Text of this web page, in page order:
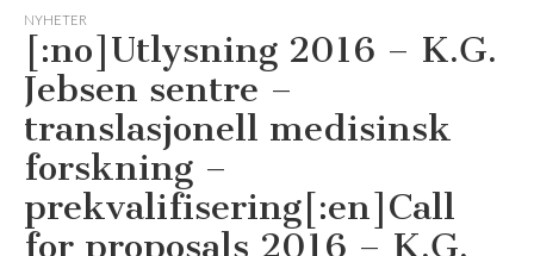
K2 Nytt
NYHETER
[:no]Utlysning 2016 – K.G.
Jebsen sentre –
translasjonell medisinsk
forskning –
prekvalifisering[:en]Call
for proposals 2016 – K.G.